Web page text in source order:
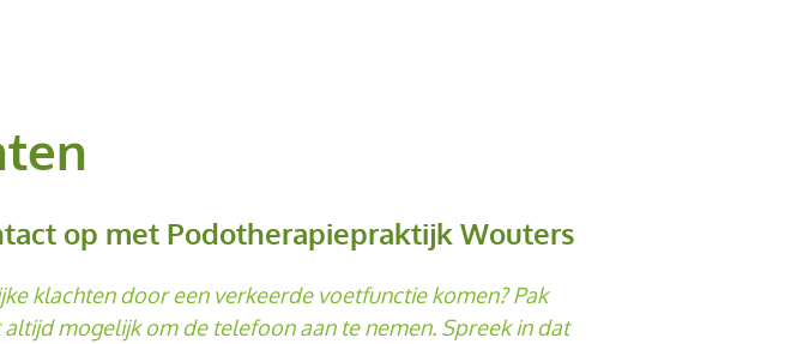
op met Podotherapiepraktijk Wouters
klachten door een verkeerde voetfunctie komen? Pak
altijd mogelijk om de telefoon aan te nemen. Spreek in dat